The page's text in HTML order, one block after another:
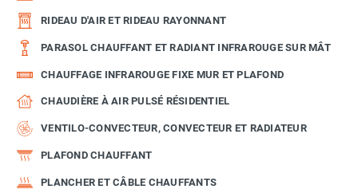
RIDEAU D'AIR ET RIDEAU RAYONNANT
PARASOL CHAUFFANT ET RADIANT INFRAROUGE SUR MÂT
CHAUFFAGE INFRAROUGE FIXE MUR ET PLAFOND
CHAUDIÈRE À AIR PULSÉ RÉSIDENTIEL
VENTILO-CONVECTEUR, CONVECTEUR ET RADIATEUR
PLAFOND CHAUFFANT
PLANCHER ET CÂBLE CHAUFFANTS